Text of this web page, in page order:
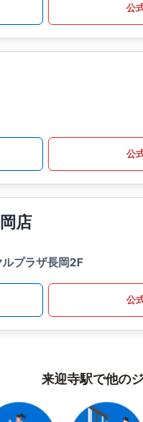
公
公
店
プラザ長岡2F
公
来迎寺駅で他の